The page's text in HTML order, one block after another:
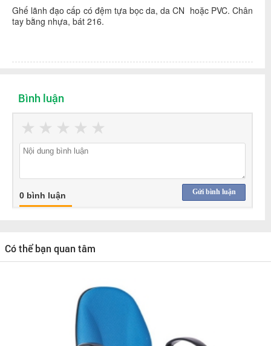
Ghế lãnh đạo cấp có đệm tựa bọc da, da CN hoặc PVC. Chân
tay bằng nhựa, bát 216.
Bình luận
★
★
★
★
★
Gửi bình luận
0 bình luận
Có thể bạn quan tâm